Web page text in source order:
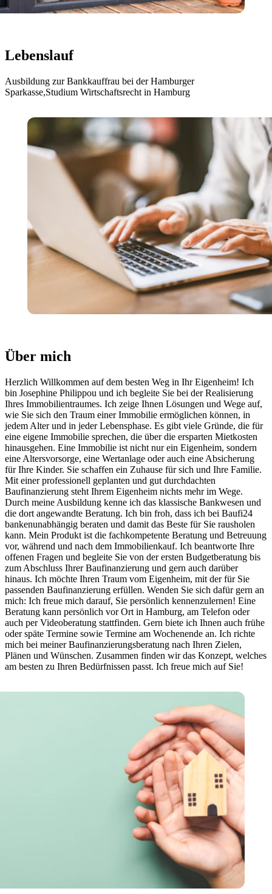
Lebenslauf
Ausbildung zur Bankkauffrau bei der Hamburger
Sparkasse,Studium Wirtschaftsrecht in Hamburg
Über mich
Herzlich Willkommen auf dem besten Weg in Ihr Eigenheim! Ich
bin Josephine Philippou und ich begleite Sie bei der Realisierung
Ihres Immobilientraumes. Ich zeige Ihnen Lösungen und Wege auf,
wie Sie sich den Traum einer Immobilie ermöglichen können, in
jedem Alter und in jeder Lebensphase. Es gibt viele Gründe, die für
eine eigene Immobilie sprechen, die über die ersparten Mietkosten
hinausgehen. Eine Immobilie ist nicht nur ein Eigenheim, sondern
eine Altersvorsorge, eine Wertanlage oder auch eine Absicherung
für Ihre Kinder. Sie schaffen ein Zuhause für sich und Ihre Familie.
Mit einer professionell geplanten und gut durchdachten
Baufinanzierung steht Ihrem Eigenheim nichts mehr im Wege.
Durch meine Ausbildung kenne ich das klassische Bankwesen und
die dort angewandte Beratung. Ich bin froh, dass ich bei Baufi24
bankenunabhängig beraten und damit das Beste für Sie rausholen
kann. Mein Produkt ist die fachkompetente Beratung und Betreuung
vor, während und nach dem Immobilienkauf. Ich beantworte Ihre
offenen Fragen und begleite Sie von der ersten Budgetberatung bis
zum Abschluss Ihrer Baufinanzierung und gern auch darüber
hinaus. Ich möchte Ihren Traum vom Eigenheim, mit der für Sie
passenden Baufinanzierung erfüllen. Wenden Sie sich dafür gern an
mich: Ich freue mich darauf, Sie persönlich kennenzulernen! Eine
Beratung kann persönlich vor Ort in Hamburg, am Telefon oder
auch per Videoberatung stattfinden. Gern biete ich Ihnen auch frühe
oder späte Termine sowie Termine am Wochenende an. Ich richte
mich bei meiner Baufinanzierungsberatung nach Ihren Zielen,
Plänen und Wünschen. Zusammen finden wir das Konzept, welches
am besten zu Ihren Bedürfnissen passt. Ich freue mich auf Sie!